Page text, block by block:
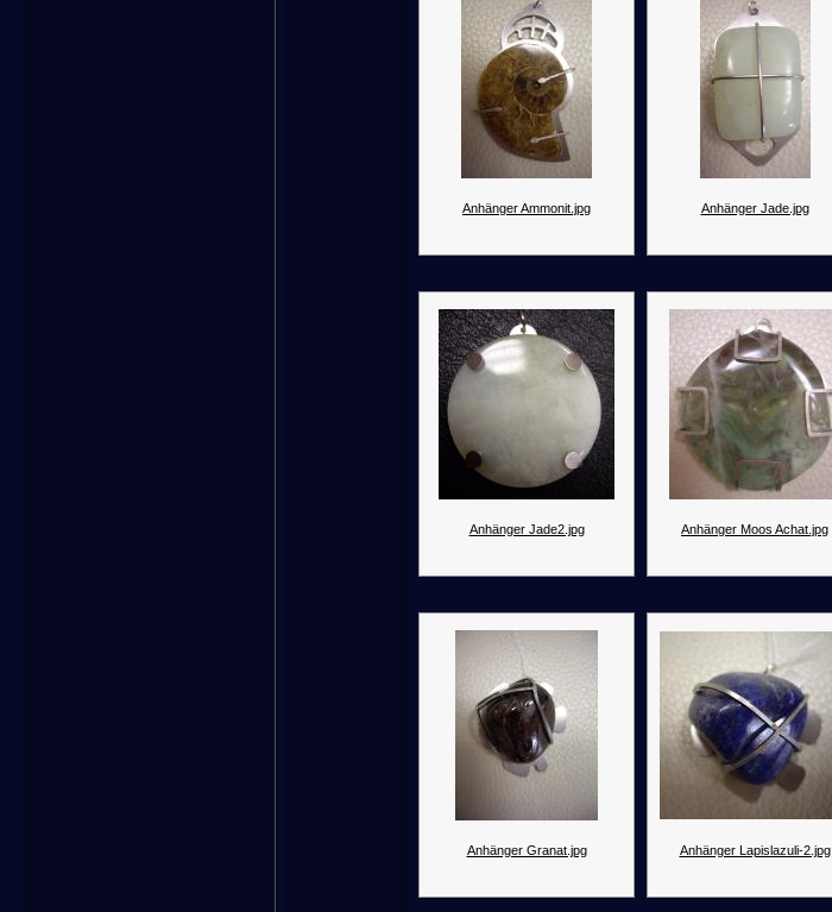
Anhänger Ammonit.jpg Anhänger Jade.jpg
Anhänger Jade2.jpg Anhänger Moos Achat.jpg
Anhänger Granat.jpg Anhänger Lapislazuli-2.jpg